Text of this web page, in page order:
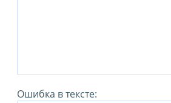
Ошибка в тексте: